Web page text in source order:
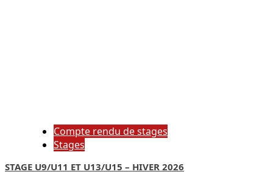
Compte rendu de stages
Stages
STAGE U9/U11 ET U13/U15 – HIVER 2026